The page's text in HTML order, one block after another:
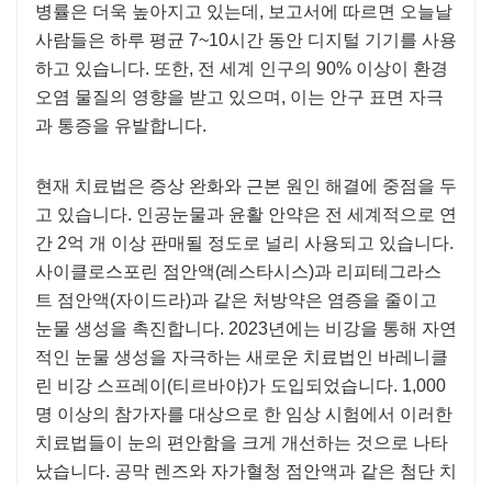
병률은 더욱 높아지고 있는데, 보고서에 따르면 오늘날
사람들은 하루 평균 7~10시간 동안 디지털 기기를 사용
하고 있습니다. 또한, 전 세계 인구의 90% 이상이 환경
오염 물질의 영향을 받고 있으며, 이는 안구 표면 자극
과 통증을 유발합니다.
현재 치료법은 증상 완화와 근본 원인 해결에 중점을 두
고 있습니다. 인공눈물과 윤활 안약은 전 세계적으로 연
간 2억 개 이상 판매될 정도로 널리 사용되고 있습니다.
사이클로스포린 점안액(레스타시스)과 리피테그라스
트 점안액(자이드라)과 같은 처방약은 염증을 줄이고
눈물 생성을 촉진합니다. 2023년에는 비강을 통해 자연
적인 눈물 생성을 자극하는 새로운 치료법인 바레니클
린 비강 스프레이(티르바야)가 도입되었습니다. 1,000
명 이상의 참가자를 대상으로 한 임상 시험에서 이러한
치료법들이 눈의 편안함을 크게 개선하는 것으로 나타
났습니다. 공막 렌즈와 자가혈청 점안액과 같은 첨단 치